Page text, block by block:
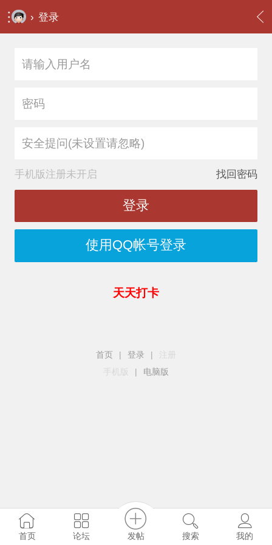
› 登录
安全提问(未设置请忽略)
手机版注册未开启 找回密码
登录
使用QQ帐号登录
天天打卡
首页 | 登录 |
手机版
| 电脑版
首页 论坛 发帖 搜索 我的